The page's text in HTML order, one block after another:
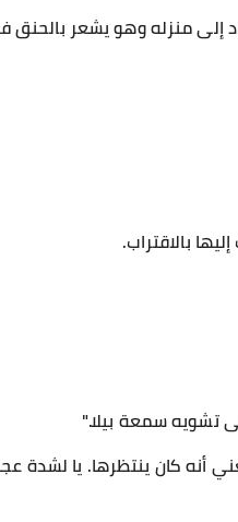
إلى منزله وهو يشعر بالحنق
بالاقتراب.
تشويه سمعة بيلا."
أنه كان ينتظرها. يا لشدة